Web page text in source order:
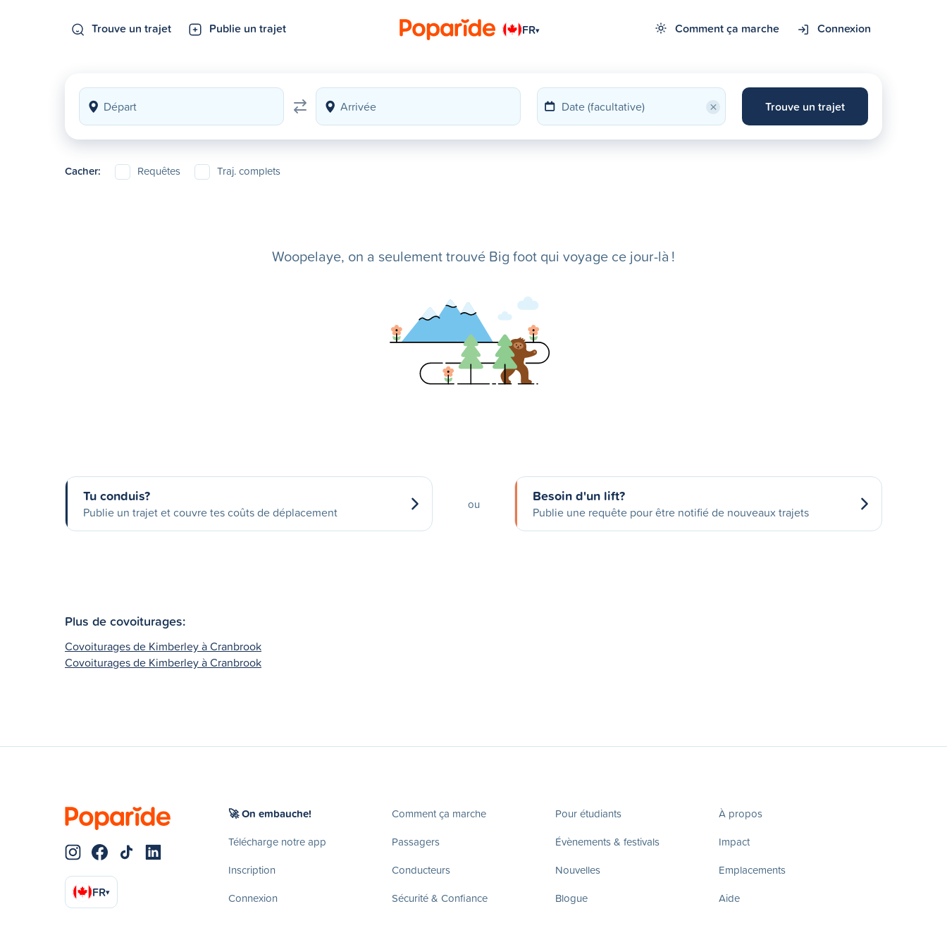
Trouve un trajet Publie un trajet FR▾ Comment ça marche Connexion
× Trouve un trajet
Cacher: Requêtes Traj. complets
Woopelaye, on a seulement trouvé Big foot qui voyage ce jour-là !
Tu conduis?
Publie un trajet et couvre tes coûts de déplacement
ou Besoin d'un lift?
Publie une requête pour être notifié de nouveaux trajets
Plus de covoiturages:
Covoiturages de Kimberley à Cranbrook
Covoiturages de Kimberley à Cranbrook
FR▾
🚀 On embauche!
Télécharge notre app
Inscription
Connexion
Comment ça marche
Passagers
Conducteurs
Sécurité & Confiance
Pour étudiants
Évènements & festivals
Nouvelles
Blogue
À propos
Impact
Emplacements
Aide